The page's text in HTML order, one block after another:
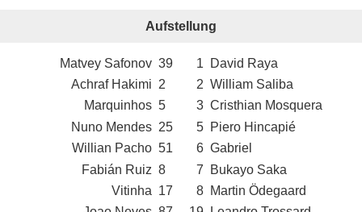
Aufstellung
Matvey Safonov 39 1
David Raya
Achraf Hakimi 2 2 William Saliba
Marquinhos 5 3 Cristhian Mosquera
Nuno Mendes 25 5 Piero Hincapié
Willian Pacho 51 6 Gabriel
Fabián Ruiz 8 7
Bukayo Saka
Vitinha 17 8 Martin Ödegaard